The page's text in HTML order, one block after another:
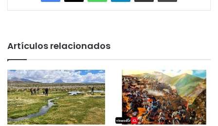
Artículos relacionados